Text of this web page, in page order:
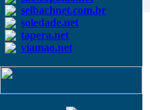
selbachnet.com.br
soledade.net
tapera.net
viamao.net